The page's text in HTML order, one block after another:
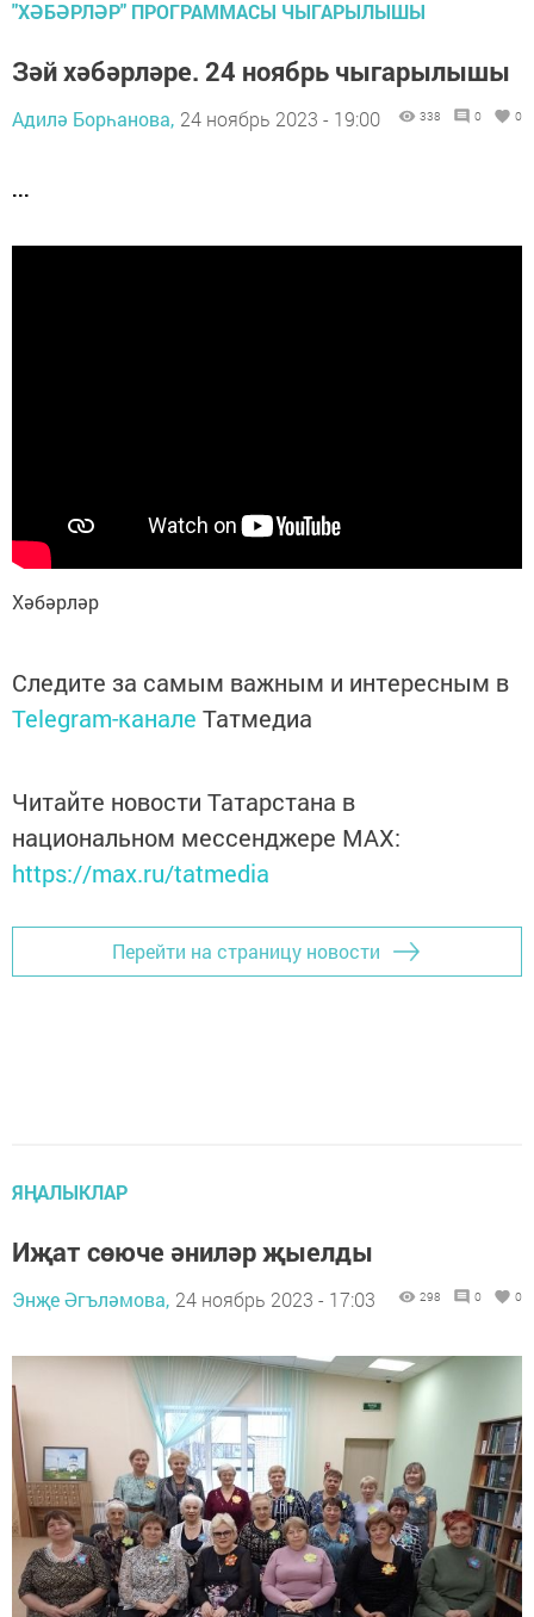
"ХӘБӘРЛӘР" ПРОГРАММАСЫ ЧЫГАРЫЛЫШЫ
Зәй хәбәрләре. 24 ноябрь чыгарылышы
Адилә Борһанова, 24 ноябрь 2023 - 19:00 338 0 0
...
Хәбәрләр
Следите за самым важным и интересным в
Telegram-канале Татмедиа
Читайте новости Татарстана в
национальном мессенджере MАХ:
https://max.ru/tatmedia
Перейти на страницу новости
ЯҢАЛЫКЛАР
Иҗат сөюче әниләр җыелды
Энҗе Әгъләмова, 24 ноябрь 2023 - 17:03 298 0 0